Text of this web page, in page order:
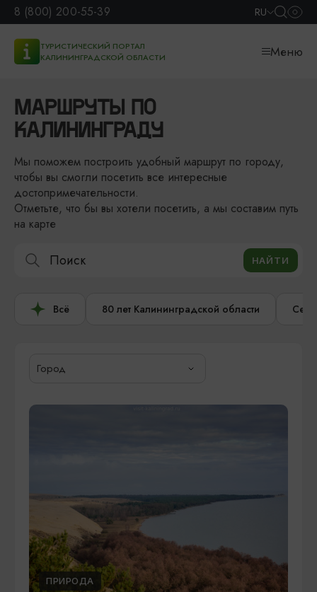
8 (800) 200-55-39 RU
ТУРИСТИЧЕСКИЙ ПОРТАЛ
КАЛИНИНГРАДСКОЙ ОБЛАСТИ
Меню
МАРШРУТЫ ПО
КАЛИНИНГРАДУ
Мы поможем построить удобный маршрут по городу,
чтобы вы смогли посетить все интересные
достопримечательности.
Отметьте, что бы вы хотели посетить, а мы составим путь
на карте
Всё 80 лет Калининградской области
Город
ПРИРОДА